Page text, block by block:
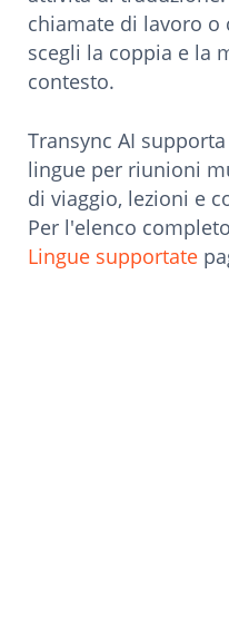
chiamate di lavoro o
scegli la coppia e la
contesto.
Transync AI
lingue per riunioni
di viaggio, lezioni e
Per l'elenco
Lingue supportate